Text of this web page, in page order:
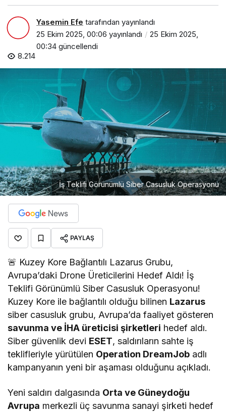
Yasemin Efe tarafından yayınlandı
25 Ekim 2025, 00:06 yayınlandı
25 Ekim 2025,
00:34 güncellendi
8.214
İş Teklifi Görünümlü Siber Casusluk Operasyonu
PAYLAŞ
🚨 Kuzey Kore Bağlantılı Lazarus Grubu,
Avrupa’daki Drone Üreticilerini Hedef Aldı! İş
Teklifi Görünümlü Siber Casusluk Operasyonu!
Kuzey Kore ile bağlantılı olduğu bilinen Lazarus
siber casusluk grubu, Avrupa’da faaliyet gösteren
savunma ve İHA üreticisi şirketleri hedef aldı.
Siber güvenlik devi ESET, saldırıların sahte iş
teklifleriyle yürütülen Operation DreamJob adlı
kampanyanın yeni bir aşaması olduğunu açıkladı.
Yeni saldırı dalgasında Orta ve Güneydoğu
Avrupa merkezli üç savunma sanayi şirketi hedef